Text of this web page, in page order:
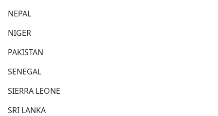
NEPAL
NIGER
PAKISTAN
SENEGAL
SIERRA LEONE
SRI LANKA